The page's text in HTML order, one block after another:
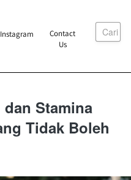
`Instagram `
Contact
Us
Cari
dan Stamina
Tidak Boleh